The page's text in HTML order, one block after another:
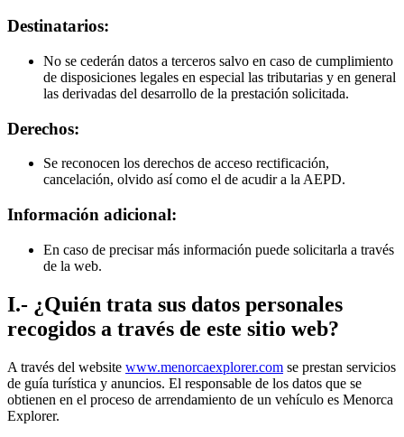
Destinatarios:
No se cederán datos a terceros salvo en caso de cumplimiento
de disposiciones legales en especial las tributarias y en general
las derivadas del desarrollo de la prestación solicitada.
Derechos:
Se reconocen los derechos de acceso rectificación,
cancelación, olvido así como el de acudir a la AEPD.
Información adicional:
En caso de precisar más información puede solicitarla a través
de la web.
I.- ¿Quién trata sus datos personales
recogidos a través de este sitio web?
A través del website www.menorcaexplorer.com se prestan servicios
de guía turística y anuncios. El responsable de los datos que se
obtienen en el proceso de arrendamiento de un vehículo es Menorca
Explorer.